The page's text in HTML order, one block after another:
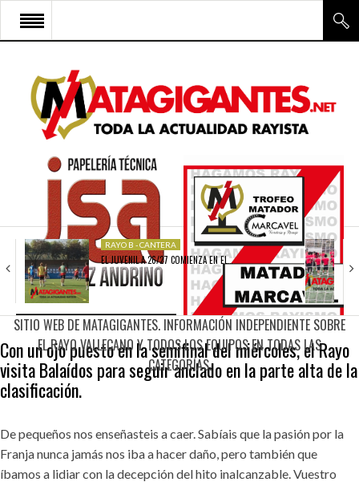
SITIO WEB DE MATAGIGANTES. INFORMACIÓN INDEPENDIENTE SOBRE
EL RAYO VALLECANO Y TODOS LOS EQUIPOS EN TODAS LAS
CATEGORÍAS.
INICIO
RAYO VALLECANO
CANTERA Y ESCUELA FRV
RAYO FÉMINAS
MULTIMEDIA
FIRMAS
CONTACTO
RAYO B - CANTERA
EL JUVENIL A 26/27 COMIENZA EN EL…
Con un ojo puesto en la semifinal del miércoles, el Rayo
visita Balaídos para seguir anclado en la parte alta de la
clasificación.
De pequeños nos enseñasteis a caer. Sabíais que la pasión por la
Franja nunca jamás nos iba a hacer daño, pero también que
íbamos a lidiar con la decepción del hito inalcanzable. Vuestro